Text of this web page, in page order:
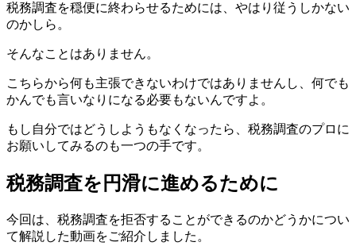
税務調査を穏便に終わらせるためには、やはり従うしかない
のかしら。
そんなことはありません。
こちらから何も主張できないわけではありませんし、何でも
かんでも言いなりになる必要もないんですよ。
もし自分ではどうしようもなくなったら、税務調査のプロに
お願いしてみるのも一つの手です。
税務調査を円滑に進めるために
今回は、税務調査を拒否することができるのかどうかについ
て解説した動画をご紹介しました。